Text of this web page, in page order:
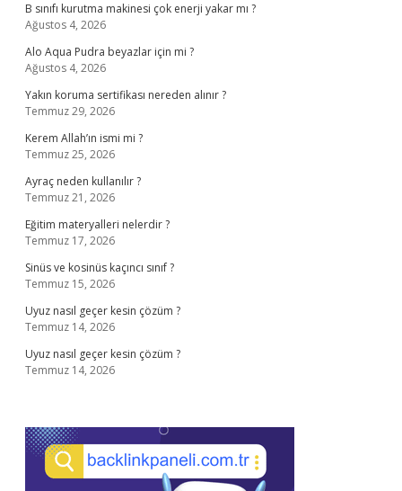
B sınıfı kurutma makinesi çok enerji yakar mı ?
Ağustos 4, 2026
Alo Aqua Pudra beyazlar için mi ?
Ağustos 4, 2026
Yakın koruma sertifikası nereden alınır ?
Temmuz 29, 2026
Kerem Allah’ın ismi mi ?
Temmuz 25, 2026
Ayraç neden kullanılır ?
Temmuz 21, 2026
Eğitim materyalleri nelerdir ?
Temmuz 17, 2026
Sinüs ve kosinüs kaçıncı sınıf ?
Temmuz 15, 2026
Uyuz nasıl geçer kesin çözüm ?
Temmuz 14, 2026
Uyuz nasıl geçer kesin çözüm ?
Temmuz 14, 2026